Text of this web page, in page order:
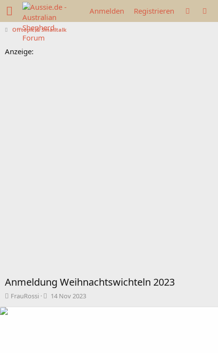
Anmelden Registrieren
Offtopic & Smalltalk
Anzeige:
Anmeldung Weihnachtswichteln 2023
T
FrauRossi
B14 Nov 2023